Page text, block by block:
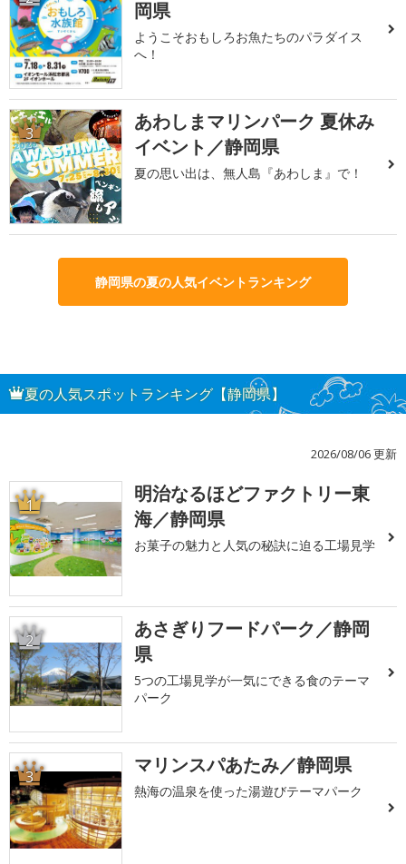
岡県
ようこそおもしろお魚たちのパラダイス
へ！
3
あわしまマリンパーク 夏休み
イベント／静岡県
夏の思い出は、無人島『あわしま』で！
静岡県の夏の人気イベントランキング
夏の人気スポットランキング【静岡県】
2026/08/06 更新
1
明治なるほどファクトリー東
海／静岡県
お菓子の魅力と人気の秘訣に迫る工場見学
2
あさぎりフードパーク／静岡
県
5つの工場見学が一気にできる食のテーマ
パーク
3 マリンスパあたみ／静岡県
熱海の温泉を使った湯遊びテーマパーク